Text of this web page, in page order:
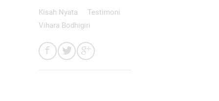
Kisah Nyata
Testimoni
Vihara Bodhigiri